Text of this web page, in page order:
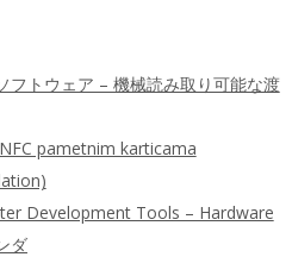
フトウェア – 機械読み取り可能な渡
pametnim karticama
Development Tools – Hardware
ダ